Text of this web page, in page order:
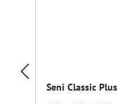
Seni Classic Plus